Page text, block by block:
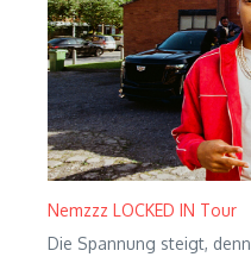
Nemzzz LOCKED IN Tour
Die Spannung steigt,